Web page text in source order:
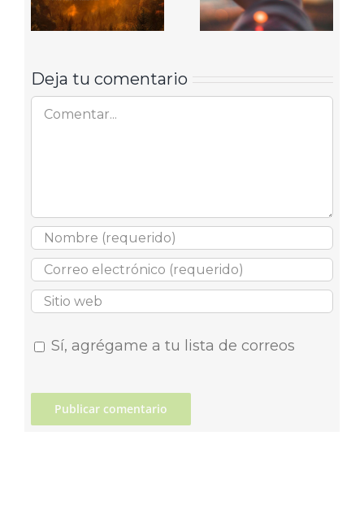
Deja tu comentario
Comentar
Sí, agrégame a tu lista de correos